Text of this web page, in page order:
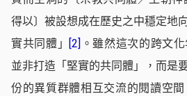
得以〕被設想成在歷史之中穩定地
實共同體」
[2] 。雖然這次的跨文
並非打造「堅實的共同體」，而是
份的異質群體相互交流的閱讀空